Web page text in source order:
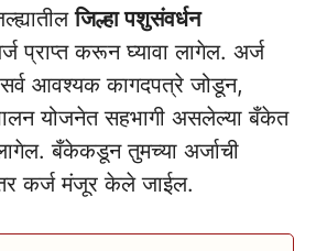
जिल्हा पशुसंवर्धन
प्राप्त करून घ्यावा लागेल. अर्ज
आवश्यक कागदपत्रे जोडून,
योजनेत सहभागी असलेल्या बँकेत
बँकेकडून तुमच्या अर्जाची
कर्ज मंजूर केले जाईल.